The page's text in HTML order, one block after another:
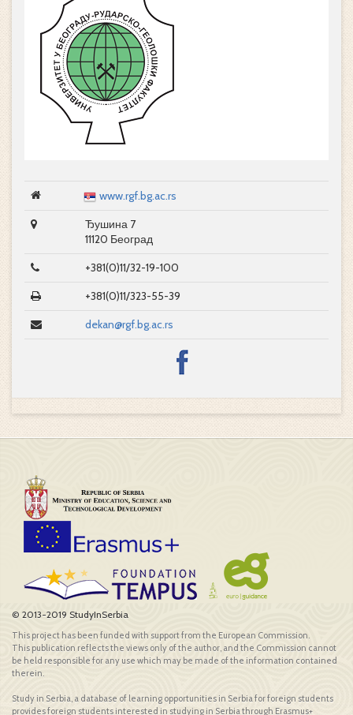
www.rgf.bg.ac.rs
Ђушина 7
11120 Београд
+381(0)11/32-19-100
+381(0)11/323-55-39
dekan@rgf.bg.ac.rs
© 2013-2019 StudyInSerbia
This project has been funded with support from the European Commission.
This publication reflects the views only of the author, and the Commission cannot
be held responsible for any use which may be made of the information contained
therein.
Study in Serbia, a database of learning opportunities in Serbia for foreign students
provides foreign students interested in studying in Serbia through Erasmus+